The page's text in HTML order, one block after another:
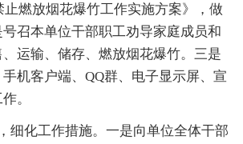
止燃放烟花爆竹工作实施方案》，做
召本单位干部职工劝导家庭成员和
运输、储存、燃放烟花爆竹。三是
机客户端、QQ群、电子显示屏、宣
。
化工作措施。一是向单位全体干部